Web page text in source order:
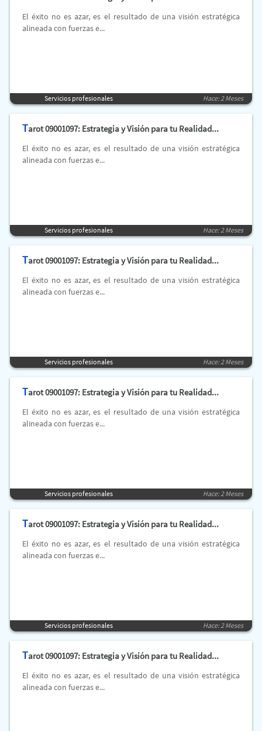
El éxito no es azar, es el resultado de una visión estratégica
alineada con fuerzas e...
Servicios profesionales Hace: 2 Meses
Tarot 09001097: Estrategia y Visión para tu Realidad...
El éxito no es azar, es el resultado de una visión estratégica
alineada con fuerzas e...
Servicios profesionales Hace: 2 Meses
Tarot 09001097: Estrategia y Visión para tu Realidad...
El éxito no es azar, es el resultado de una visión estratégica
alineada con fuerzas e...
Servicios profesionales Hace: 2 Meses
Tarot 09001097: Estrategia y Visión para tu Realidad...
El éxito no es azar, es el resultado de una visión estratégica
alineada con fuerzas e...
Servicios profesionales Hace: 2 Meses
Tarot 09001097: Estrategia y Visión para tu Realidad...
El éxito no es azar, es el resultado de una visión estratégica
alineada con fuerzas e...
Servicios profesionales Hace: 2 Meses
Tarot 09001097: Estrategia y Visión para tu Realidad...
El éxito no es azar, es el resultado de una visión estratégica
alineada con fuerzas e...